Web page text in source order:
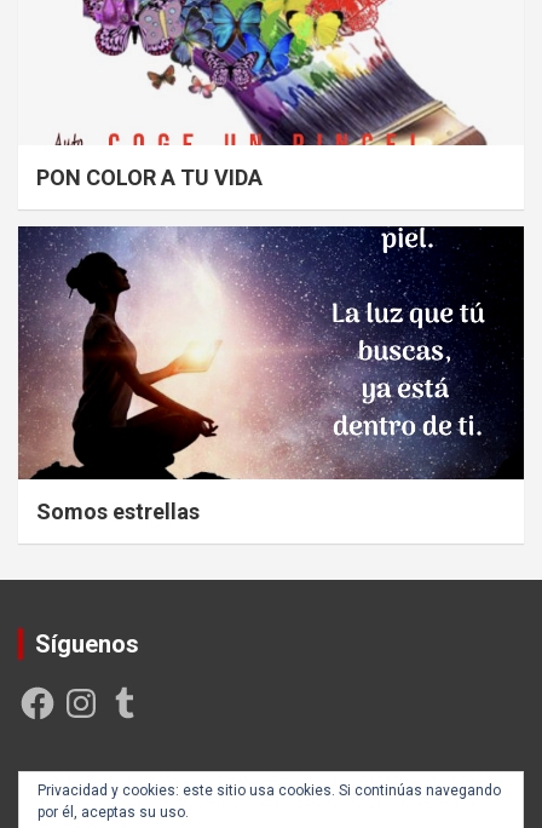
PON COLOR A TU VIDA
Somos estrellas
Síguenos
FacebookInstagramTumblr
Privacidad y cookies: este sitio usa cookies. Si continúas navegando
por él, aceptas su uso.
Creada y posicionada por Rogama Informática